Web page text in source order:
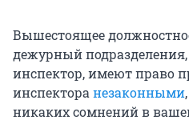
Вышестоящее
дежурный подразделения,
инспектор, имеют право
инспектора незаконными
никаких сомнений в